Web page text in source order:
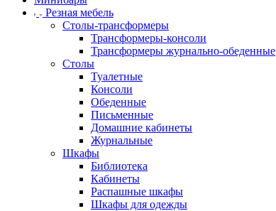
Резная мебель
Столы-трансформеры
Трансформеры-консоли
Трансформеры журнально-обеденные
Столы
Туалетные
Консоли
Обеденные
Письменные
Домашние кабинеты
Журнальные
Шкафы
Библиотека
Кабинеты
Распашные шкафы
Шкафы для одежды